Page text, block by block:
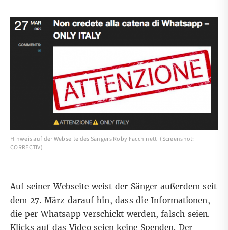
Hinweis auf der Webseite des Sängers Roby Facchinetti (Screenshot:
CORRECTIV)
Auf seiner Webseite weist der Sänger außerdem seit
dem 27. März darauf hin, dass die Informationen,
die per Whatsapp verschickt werden, falsch seien.
Klicks auf das Video seien keine Spenden. Der